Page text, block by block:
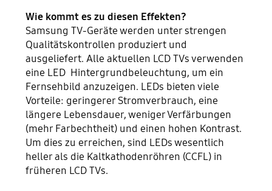
Wie kommt es zu diesen Effekten?
Samsung TV-Geräte werden unter strengen
Qualitätskontrollen produziert und
ausgeliefert. Alle aktuellen LCD TVs verwenden
eine LED Hintergrundbeleuchtung, um ein
Fernsehbild anzuzeigen. LEDs bieten viele
Vorteile: geringerer Stromverbrauch, eine
längere Lebensdauer, weniger Verfärbungen
(mehr Farbechtheit) und einen hohen Kontrast.
Um dies zu erreichen, sind LEDs wesentlich
heller als die Kaltkathodenröhren (CCFL) in
früheren LCD TVs.